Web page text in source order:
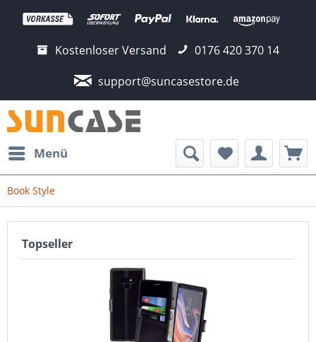
Kostenloser Versand
0176 420 370 14
support@suncasestore.de
Menü
Book Style
Topseller